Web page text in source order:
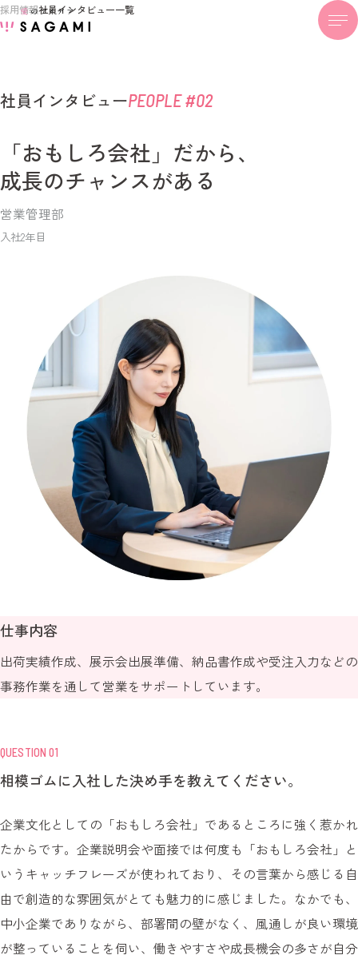
採用情報社員インタビュー一覧
社員インタビューPEOPLE #02
「おもしろ会社」だから、
成長のチャンスがある
営業管理部
入社2年目
仕事内容
出荷実績作成、展示会出展準備、納品書作成や受注入力などの
事務作業を通して営業をサポートしています。
QUESTION 01
相模ゴムに入社した決め手を教えてください。
企業文化としての「おもしろ会社」であるところに強く惹かれ
たからです。企業説明会や面接では何度も「おもしろ会社」と
いうキャッチフレーズが使われており、その言葉から感じる自
由で創造的な雰囲気がとても魅力的に感じました。なかでも、
中小企業でありながら、部署間の壁がなく、風通しが良い環境
が整っていることを伺い、働きやすさや成長機会の多さが自分